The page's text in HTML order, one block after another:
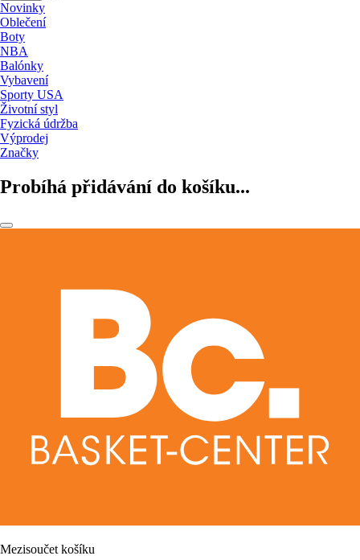
Novinky
Oblečení
Boty
NBA
Balónky
Vybavení
Sporty USA
Životní styl
Fyzická údržba
Výprodej
Značky
Probíhá přidávání do košíku...
Mezisoučet košíku